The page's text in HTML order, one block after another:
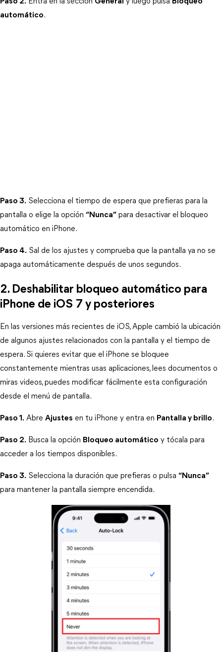
automático.
Paso 3. Selecciona el tiempo de espera que prefieras para la
pantalla o elige la opción “Nunca” para desactivar el bloqueo
automático en iPhone.
Paso 4. Sal de los ajustes y comprueba que la pantalla ya no se
apaga automáticamente después de unos segundos.
2. Deshabilitar bloqueo automático para
iPhone de iOS 7 y posteriores
En las versiones más recientes de iOS, Apple cambió la ubicación
de algunos ajustes relacionados con la pantalla y el tiempo de
espera. Si quieres evitar que el iPhone se bloquee
constantemente mientras usas aplicaciones, lees documentos o
miras videos, puedes modificar fácilmente esta configuración
desde el menú de pantalla.
Paso 1. Abre Ajustes en tu iPhone y entra en Pantalla y brillo.
Paso 2. Busca la opción Bloqueo automático y tócala para
acceder a los tiempos disponibles.
Paso 3. Selecciona la duración que prefieras o pulsa “Nunca”
para mantener la pantalla siempre encendida.